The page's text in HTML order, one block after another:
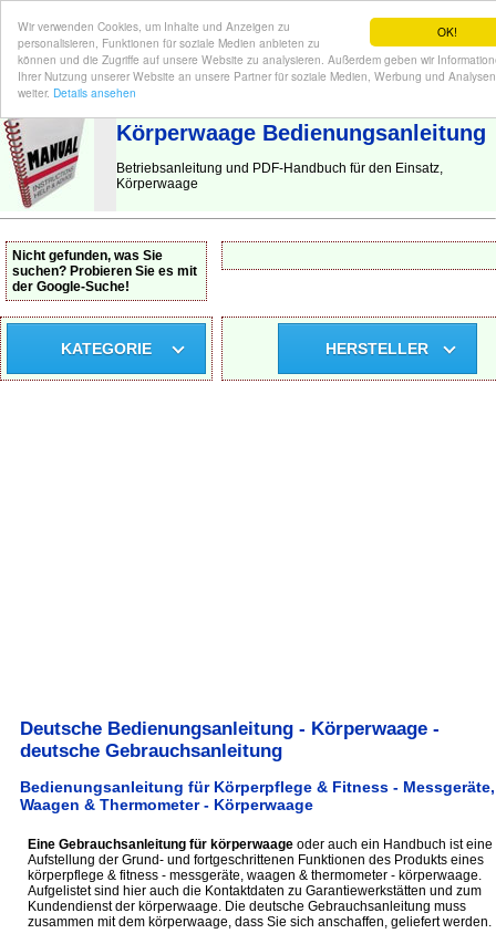
OK!
Wir verwenden Cookies, um Inhalte und Anzeigen zu
personalisieren, Funktionen für soziale Medien anbieten zu
können und die Zugriffe auf unsere Website zu analysieren. Außerdem geben wir
Ihrer Nutzung unserer Website an unsere Partner für soziale Medien, Werbung und Analysen
weiter. Details ansehen
BEDIENUNGSANLEITUNG | Hier finden Sie die deutsche Anleitung!
Körperwaage Bedienungsanleitung
Betriebsanleitung und PDF-Handbuch für den Einsatz,
Körperwaage
Nicht gefunden, was Sie
suchen? Probieren Sie es mit
der Google-Suche!
KATEGORIE HERSTELLER
Deutsche Bedienungsanleitung - Körperwaage -
deutsche Gebrauchsanleitung
Bedienungsanleitung für Körperpflege & Fitness - Messgeräte,
Waagen & Thermometer - Körperwaage
Eine Gebrauchsanleitung für körperwaageoder auch ein Handbuch ist eine
Aufstellung der Grund- und fortgeschrittenen Funktionen des Produkts eines
körperpflege & fitness - messgeräte, waagen & thermometer - körperwaage.
Aufgelistet sind hier auch die Kontaktdaten zu Garantiewerkstätten und zum
Kundendienst der körperwaage. Die deutsche Gebrauchsanleitung muss
zusammen mit dem körperwaage, dass Sie sich anschaffen, geliefert werden.